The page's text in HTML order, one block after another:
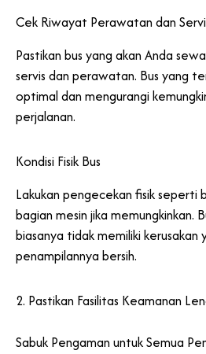
Cek Riwayat Perawatan dan
Pastikan bus yang akan Anda
servis dan perawatan. Bus yang
optimal dan mengurangi
perjalanan.
Kondisi Fisik Bus
Lakukan pengecekan fisik seperti
bagian mesin jika memungkinkan.
biasanya tidak memiliki
penampilannya bersih.
2. Pastikan Fasilitas Keamanan
Sabuk Pengaman untuk Semua